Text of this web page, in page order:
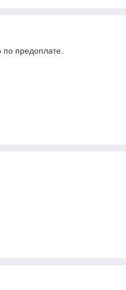
по предоплате.